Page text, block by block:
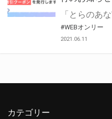
#WEBオンリー
2021.06.11
カテゴリー